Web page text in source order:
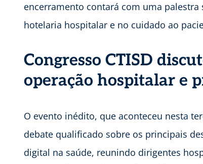
encerramento contará com uma
hotelaria hospitalar e no cuidado ao
Congresso CTISD
operação hospitalar e
O evento inédito, que aconteceu nesta
debate qualificado sobre os principais
digital na saúde, reunindo dirigentes